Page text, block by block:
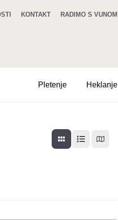
KONTAKT RADIMO S VUNOM
Pletenje Heklanje